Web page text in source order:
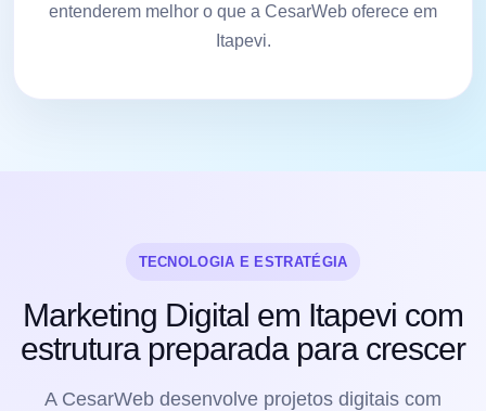
entenderem melhor o que a CesarWeb oferece em
Itapevi.
TECNOLOGIA E ESTRATÉGIA
Marketing Digital em Itapevi com
estrutura preparada para crescer
A CesarWeb desenvolve projetos digitais com